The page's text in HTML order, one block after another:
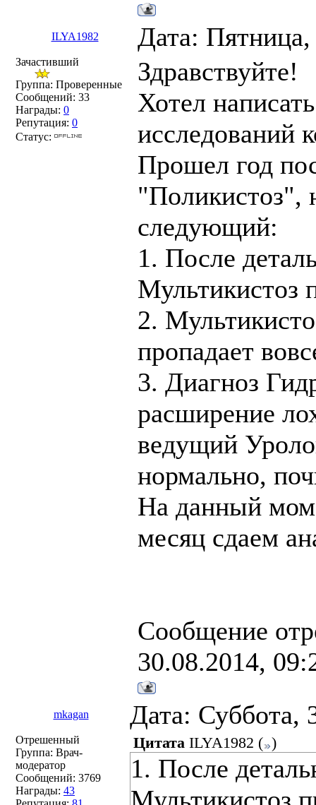
ILYA1982 Дата:
Зачастивший
Группа: Проверенные
Сообщений: 33
Награды: 0
Репутация: 0
Статус:
Здравствуйте!
Хотел
исследований
Прошел год
"Поликистоз",
следующий:
1. После
Мультикистоз
2.
пропадает
3. Диагноз
расширение
ведущий
нормально,
На данный
месяц сдаем
Сообщение
30.08.2014,
mkagan Дата: Суббота,
Отрешенный
Группа: Врач-
модератор
Сообщений: 3769
Награды: 43
Цитата ILYA1982 ( )
1. После